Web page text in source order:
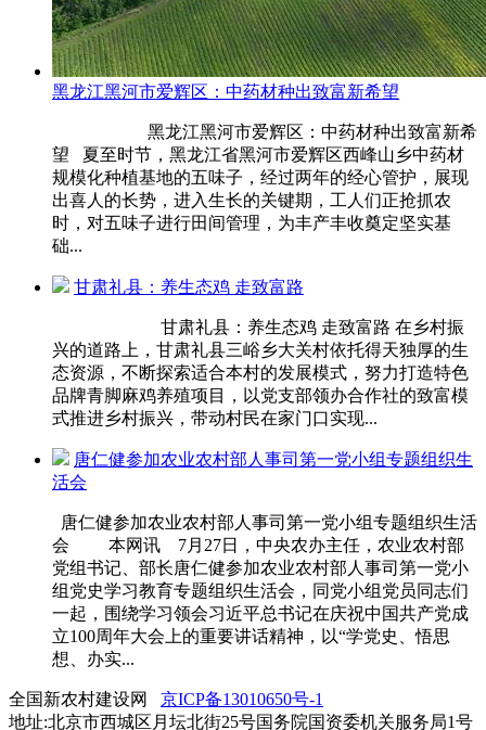
黑龙江黑河市爱辉区：中药材种出致富新希望
黑龙江黑河市爱辉区：中药材种出致富新希
望 夏至时节，黑龙江省黑河市爱辉区西峰山乡中药材
规模化种植基地的五味子，经过两年的经心管护，展现
出喜人的长势，进入生长的关键期，工人们正抢抓农
时，对五味子进行田间管理，为丰产丰收奠定坚实基
础...
甘肃礼县：养生态鸡 走致富路
甘肃礼县：养生态鸡 走致富路 在乡村振
兴的道路上，甘肃礼县三峪乡大关村依托得天独厚的生
态资源，不断探索适合本村的发展模式，努力打造特色
品牌青脚麻鸡养殖项目，以党支部领办合作社的致富模
式推进乡村振兴，带动村民在家门口实现...
唐仁健参加农业农村部人事司第一党小组专题组织生
活会
唐仁健参加农业农村部人事司第一党小组专题组织生活
会 本网讯 7月27日，中央农办主任，农业农村部
党组书记、部长唐仁健参加农业农村部人事司第一党小
组党史学习教育专题组织生活会，同党小组党员同志们
一起，围绕学习领会习近平总书记在庆祝中国共产党成
立100周年大会上的重要讲话精神，以“学党史、悟思
想、办实...
全国新农村建设网 京ICP备13010650号-1
地址:北京市西城区月坛北街25号国务院国资委机关服务局1号